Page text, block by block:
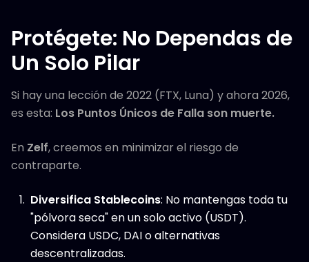
Protégete: No Dependas de
Un Solo Pilar
Si hay una lección de 2022 (FTX, Luna) y ahora 2026,
es esta: Los Puntos Únicos de Falla son muerte.
En Zelf, creemos en minimizar el riesgo de
contraparte.
Diversifica Stablecoins: No mantengas toda tu
"pólvora seca" en un solo activo (USDT).
Considera USDC, DAI o alternativas
descentralizadas.